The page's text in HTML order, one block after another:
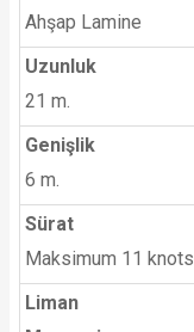
Ahşap Lamine
Uzunluk
21 m.
Genişlik
6 m.
Sürat
Maksimum 11 knots
Liman